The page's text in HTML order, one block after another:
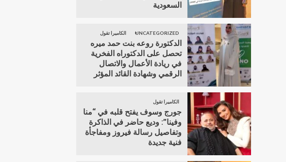
السعودية
UNCATEGORIZED الكاميرا تقول
الدكتورة روعه بنت حمد ميره
تحصل على الدكتوراه الفخرية
في ريادة الأعمال والاتصال
الرقمي وشهادة القائد المؤثر
الكاميرا تقول
جورج وسوف يفتح قلبه في “منا
وفينا”: وديع حاضر في الذاكرة
وتفاصيل رسالة فيروز ومفاجأة
فنية جديدة